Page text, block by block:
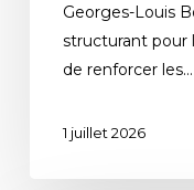
Georges-Louis
structurant pour
de renforcer les…
1 juillet 2026